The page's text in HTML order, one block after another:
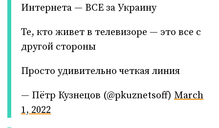
Интернета — ВСЕ за Украину
Те, кто живет в телевизоре — это все с
другой стороны
Просто удивительно четкая линия
— Пётр Кузнецов (@pkuznetsoff) March
1, 2022